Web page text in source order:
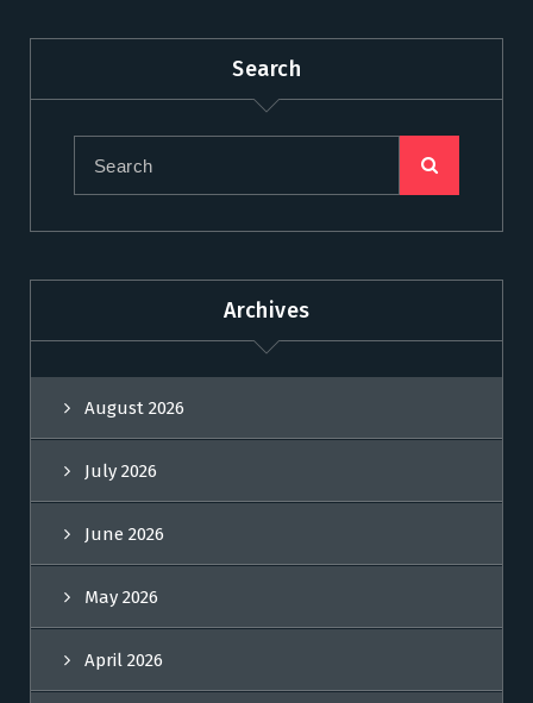
Search
Archives
August 2026
July 2026
June 2026
May 2026
April 2026